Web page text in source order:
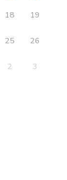
18 19
25 26
2 3